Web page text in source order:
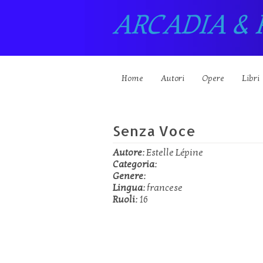
ARCADIA &
Home Autori Opere Libri
Senza Voce
Autore:Estelle Lépine
Categoria:
Genere:
Lingua: francese
Ruoli: 16